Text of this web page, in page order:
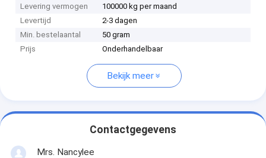
Levering vermogen
100000 kg per maand
Levertijd
2-3 dagen
Min. bestelaantal
50 gram
Prijs
Onderhandelbaar
Bekijk meer
Contactgegevens
Mrs. Nancylee